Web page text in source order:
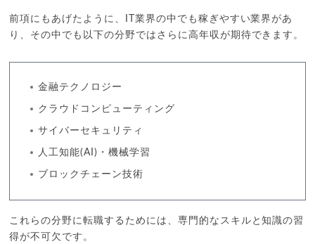
前項にもあげたように、IT業界の中でも稼ぎやすい業界があ
り、その中でも以下の分野ではさらに高年収が期待できます。
金融テクノロジー
クラウドコンピューティング
サイバーセキュリティ
人工知能(AI)・機械学習
ブロックチェーン技術
これらの分野に転職するためには、専門的なスキルと知識の習
得が不可欠です。